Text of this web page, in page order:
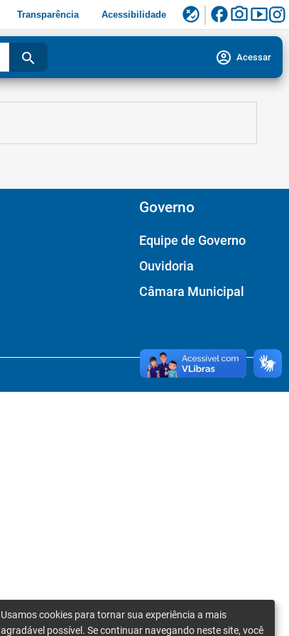
Transparência Acessibilidade flaky facebookphoto_camerasmart_display
search account_circle Acessar
Governo
Equipe de Governo
Ouvidoria
Câmara Municipal
Usamos cookies para tornar sua experiência a mais
agradável possível. Se continuar navegando neste site, você